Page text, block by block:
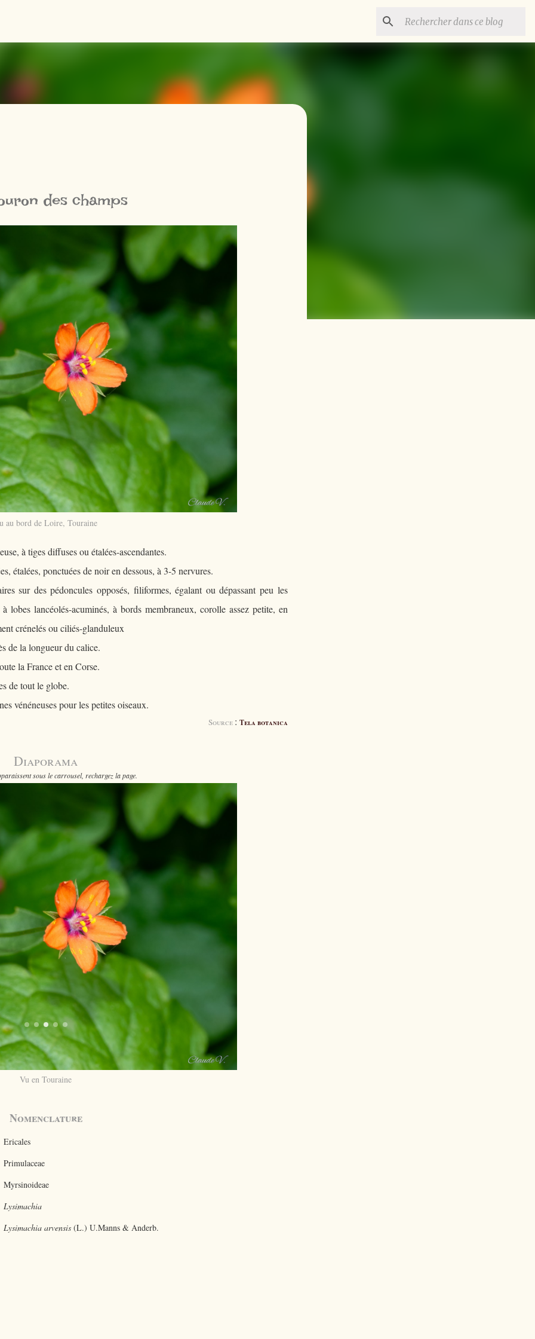
des champs
au bord de Loire, Touraine
à tiges diffuses ou étalées-ascendantes.
étalées, ponctuées de noir en dessous, à 3-5 nervures.
sur des pédoncules opposés, filiformes, égalant ou dépassant peu les
lancéolés-acuminés, à bords membraneux, corolle assez petite, en
crénelés ou ciliés-glanduleux
de la longueur du calice.
la France et en Corse.
de tout le globe.
vénéneuses pour les petites oiseaux.
Source : Tela botanica
Diaporama
sous le carrousel, rechargez la page.
Vu en Touraine
Nomenclature
Ericales
Primulaceae
Myrsinoideae
Lysimachia
Lysimachia arvensis(L.) U.Manns & Anderb.